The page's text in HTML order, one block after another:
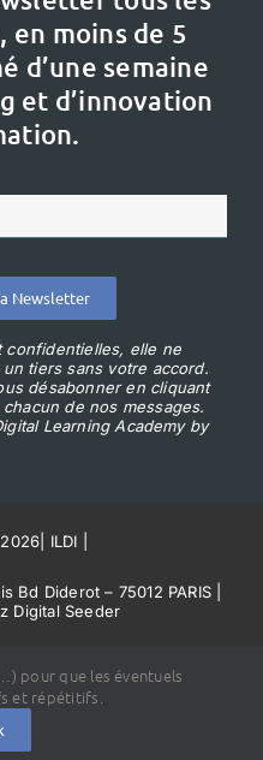
en moins de 5
d’une semaine
et d’innovation
Newsletter
confidentielles, elle ne
tiers sans votre accord.
désabonner en cliquant
de nos messages.
Learning Academy by
ILDI
Diderot – 75012 PARIS |
Digital Seeder
pour que les éventuels
et répétitifs.